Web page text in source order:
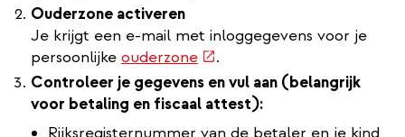
Ouderzone activeren
Je krijgt een e-mail met inloggegevens voor je
persoonlijke ouderzone(externe
link)
.
Controleer je gegevens en vul aan (belangrijk
voor betaling en fiscaal attest):